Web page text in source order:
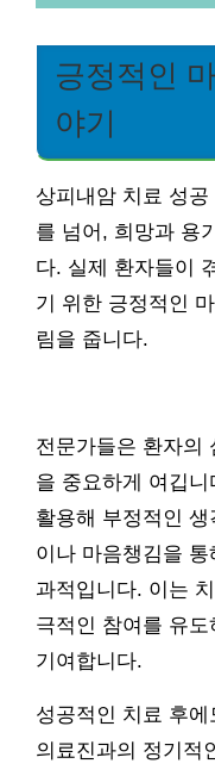
긍정적인
야기
상피내암 치료 성
를 넘어, 희망과 용
다. 실제 환자들이
기 위한 긍정적인
림을 줍니다.
전문가들은 환자의
을 중요하게 여깁
활용해 부정적인
이나 마음챙김을
과적입니다. 이는
극적인 참여를 유
기여합니다.
성공적인 치료 후
의료진과의 정기적